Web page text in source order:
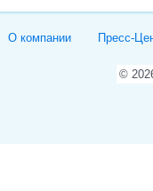
О компании Пресс-
©